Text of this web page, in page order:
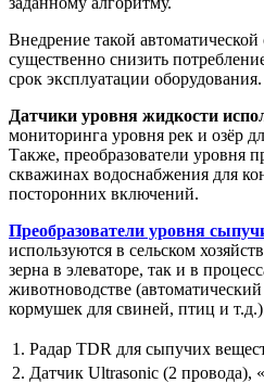
Внедрение такой
существенно снизить
срок эксплуатации оборудования.
Датчики уровня жидкости
мониторинга уровня рек и озёр
Также, преобразователи уровня
скважинах водоснабжения для
посторонних включений.
Преобразователи уровня
используются в сельском
зерна в элеваторе, так и в
животноводстве
кормушек для свиней, птиц и
1. Радар TDR для сыпучих
2. Датчик Ultrasonic (2 провода),